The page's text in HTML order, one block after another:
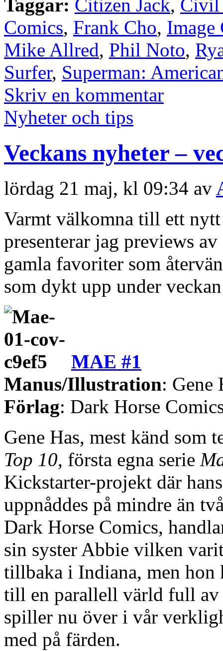
Taggar: Citizen Jack, Civil
Comics, Frank Cho, Image
Mike Allred, Phil Noto,
Surfer, Superman:
Skriv en kommentar
Nyheter och tips
Veckans nyheter –
lördag 21 maj, kl 09:34 av
Varmt välkomna till ett
presenterar jag previews
gamla favoriter som
som dykt upp under
MAE #1
Manus/Illustration: Gene
Förlag: Dark Horse
Gene Has, mest känd som
Top 10, första egna serie
Kickstarter-projekt där
uppnåddes på mindre än
Dark Horse Comics,
sin syster Abbie vilken
tillbaka i Indiana, men hon
till en parallell värld full av
spiller nu över i vår
med på färden.